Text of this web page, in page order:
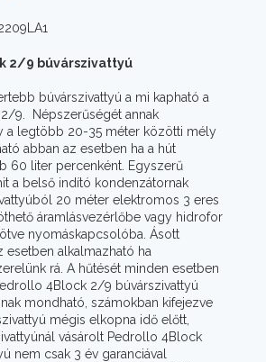
2/9 búvárszivattyú
búvárszivattyú a mi kapható a
9. Népszerűségét annak
a legtöbb 20-35 méter közötti mély
abban az esetben ha a hút
60 liter percenként. Egyszerű
a belső indító kondenzátornak
20 méter elektromos 3 eres
áramlásvezérlőbe vagy hidrofor
nyomáskapcsolóba. Ásott
esetben alkalmazható ha
rá. A hűtését minden esetben
4Block 2/9 búvárszivattyú
mondható, számokban kifejezve
mégis elkopna idő előtt,
vásárolt Pedrollo 4Block
nem csak 3 év garanciával